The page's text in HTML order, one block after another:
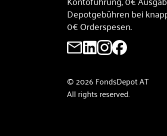
Depotgebühren bei
0€ Orderspesen.
© 2026 FondsDepot AT
All rights reserved.